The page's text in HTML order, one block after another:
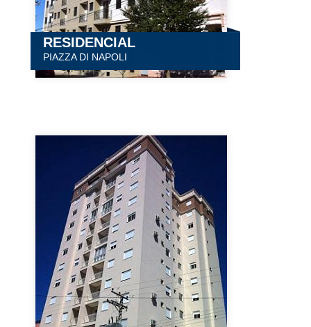
RESIDENCIAL
PIAZZA DI NAPOLI